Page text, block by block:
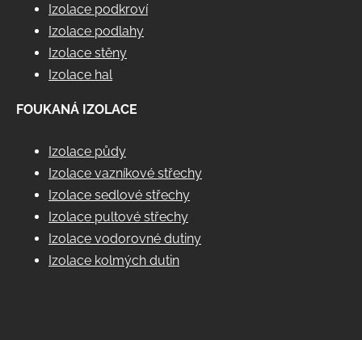
Izolace podkroví
Izolace podlahy
Izolace stěny
Izolace hal
FOUKANÁ IZOLACE
Izolace půdy
Izolace vazníkové střechy
Izolace sedlové střechy
Izolace pultové střechy
Izolace vodorovné dutiny
Izolace kolmých dutin